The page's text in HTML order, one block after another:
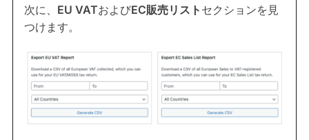
次に、 EU VATおよびEC販売リスト セクションを見
つけます。